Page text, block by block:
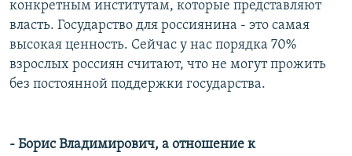
конкретным институтам, которые представляют
власть. Государство для россиянина - это самая
высокая ценность. Сейчас у нас порядка 70%
взрослых россиян считают, что не могут прожить
без постоянной поддержки государства.
- Борис Владимирович, а отношение к